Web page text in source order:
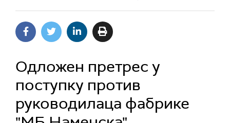
Одложен претрес у
поступку против
руководилаца фабрике